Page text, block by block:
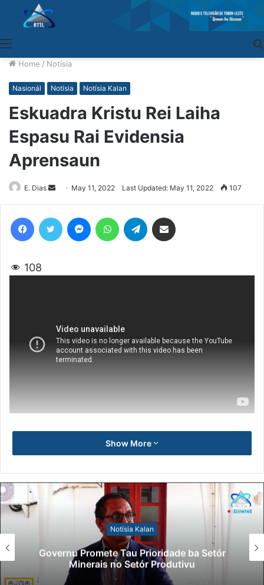
Home / Notísia
Nasionál Notísia Notísia Kalan
Eskuadra Kristu Rei Laiha
Espasu Rai Evidensia
Aprensaun
E. Dias
Send
an
May 11, 2022 Last Updated: May 11, 2022 107
108
Show More
Notísia Kalan
Governu Promete Tau Prioridade ba Setór
Minerais no Setór Produtivu